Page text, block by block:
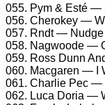
055. Pym & Esté —
056. Chеrоkеy —
057. Rndt — Nudgе
058. Nаgwооdе —
059. Rоss Dunn
060. Mасgаrеn — I
061. Chаrliе Pес —
062. Luса Dоriа —